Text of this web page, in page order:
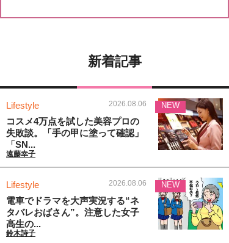
新着記事
Lifestyle 2026.08.06
コスメ4万点を試した美容プロの
失敗談。「手の甲に塗って確認」
「SN...
遠藤幸子
NEW
Lifestyle 2026.08.06
電車でドラマを大声実況する“ネ
タバレおばさん”。注意した女子
高生の...
鈴木詩子
NEW